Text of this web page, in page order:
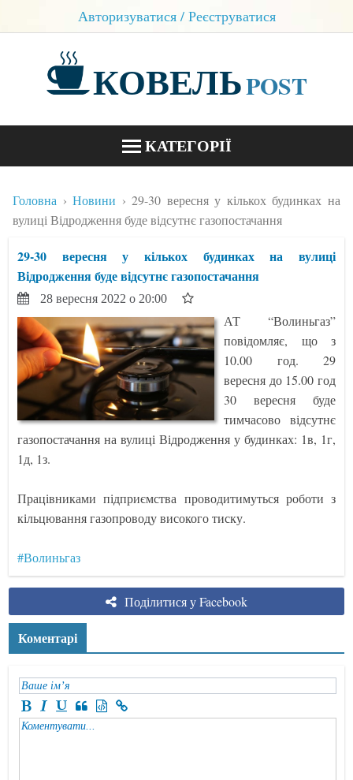
Авторизуватися / Реєструватися
КОВЕЛЬPOST
КАТЕГОРІЇ
БЛОГИ
КОНТАКТИ
Головна Новини
29-30 вересня у кількох будинках на
вулиці Відродження буде відсутнє газопостачання
29-30 вересня у кількох будинках на вулиці
Відродження буде відсутнє газопостачання
28 вересня 2022 о 20:00
АТ “Волиньгаз”
повідомляє, що з
10.00 год. 29
вересня до 15.00 год
30 вересня буде
тимчасово відсутнє
газопостачання на вулиці Відродження у будинках: 1в, 1г,
1д, 1з.
Працівниками підприємства проводитимуться роботи з
кільцювання газопроводу високого тиску.
#Волиньгаз
Поділитися у Facebook
Коментарі